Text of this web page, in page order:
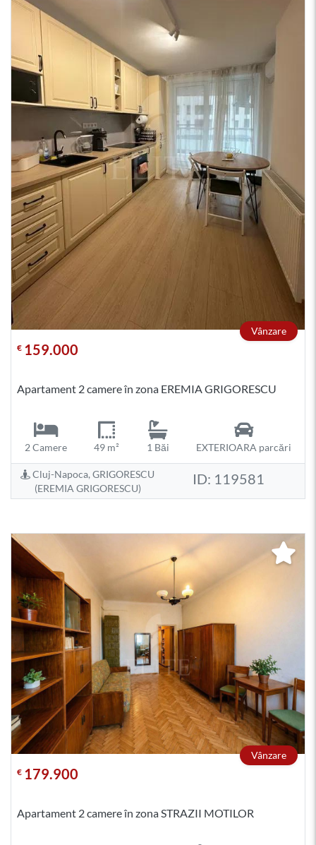
Vânzare
€ 159.000
Apartament 2 camere în zona EREMIA GRIGORESCU
2 Camere 49 m² 1 Băi EXTERIOARA parcări
Cluj-Napoca, GRIGORESCU
(EREMIA GRIGORESCU)
ID: 119581
Vânzare
€ 179.900
Apartament 2 camere în zona STRAZII MOTILOR